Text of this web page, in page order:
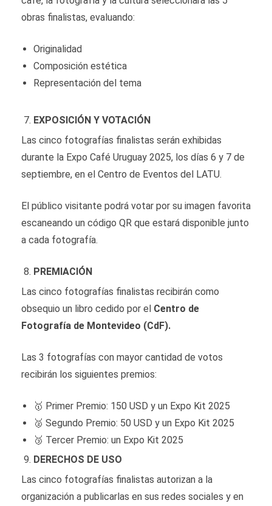
obras finalistas, evaluando:
Originalidad
Composición estética
Representación del tema
EXPOSICIÓN Y VOTACIÓN
Las cinco fotografías finalistas serán exhibidas
durante la Expo Café Uruguay 2025, los días 6 y 7 de
septiembre, en el Centro de Eventos del LATU.
El público visitante podrá votar por su imagen favorita
escaneando un código QR que estará disponible junto
a cada fotografía.
PREMIACIÓN
Las cinco fotografías finalistas recibirán como
obsequio un libro cedido por el Centro de
Fotografía de Montevideo (CdF).
Las 3 fotografías con mayor cantidad de votos
recibirán los siguientes premios:
🥇 Primer Premio: 150 USD y un Expo Kit 2025
🥈 Segundo Premio: 50 USD y un Expo Kit 2025
🥉 Tercer Premio: un Expo Kit 2025
DERECHOS DE USO
Las cinco fotografías finalistas autorizan a la
organización a publicarlas en sus redes sociales y en